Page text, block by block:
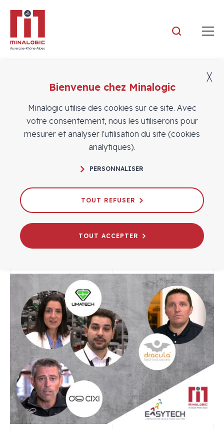
Actualités
industrielles accompagnées dans le
cadre d’Easytech
INNOVATION
Bienvenue chez Minalogic
Minalogic utilise des cookies sur ce site. Avec
votre consentement, nous les utiliserons pour
mesurer et analyser l'utilisation du site (cookies
analytiques).
PERSONNALISER
TOUT REFUSER
TOUT ACCEPTER
╳